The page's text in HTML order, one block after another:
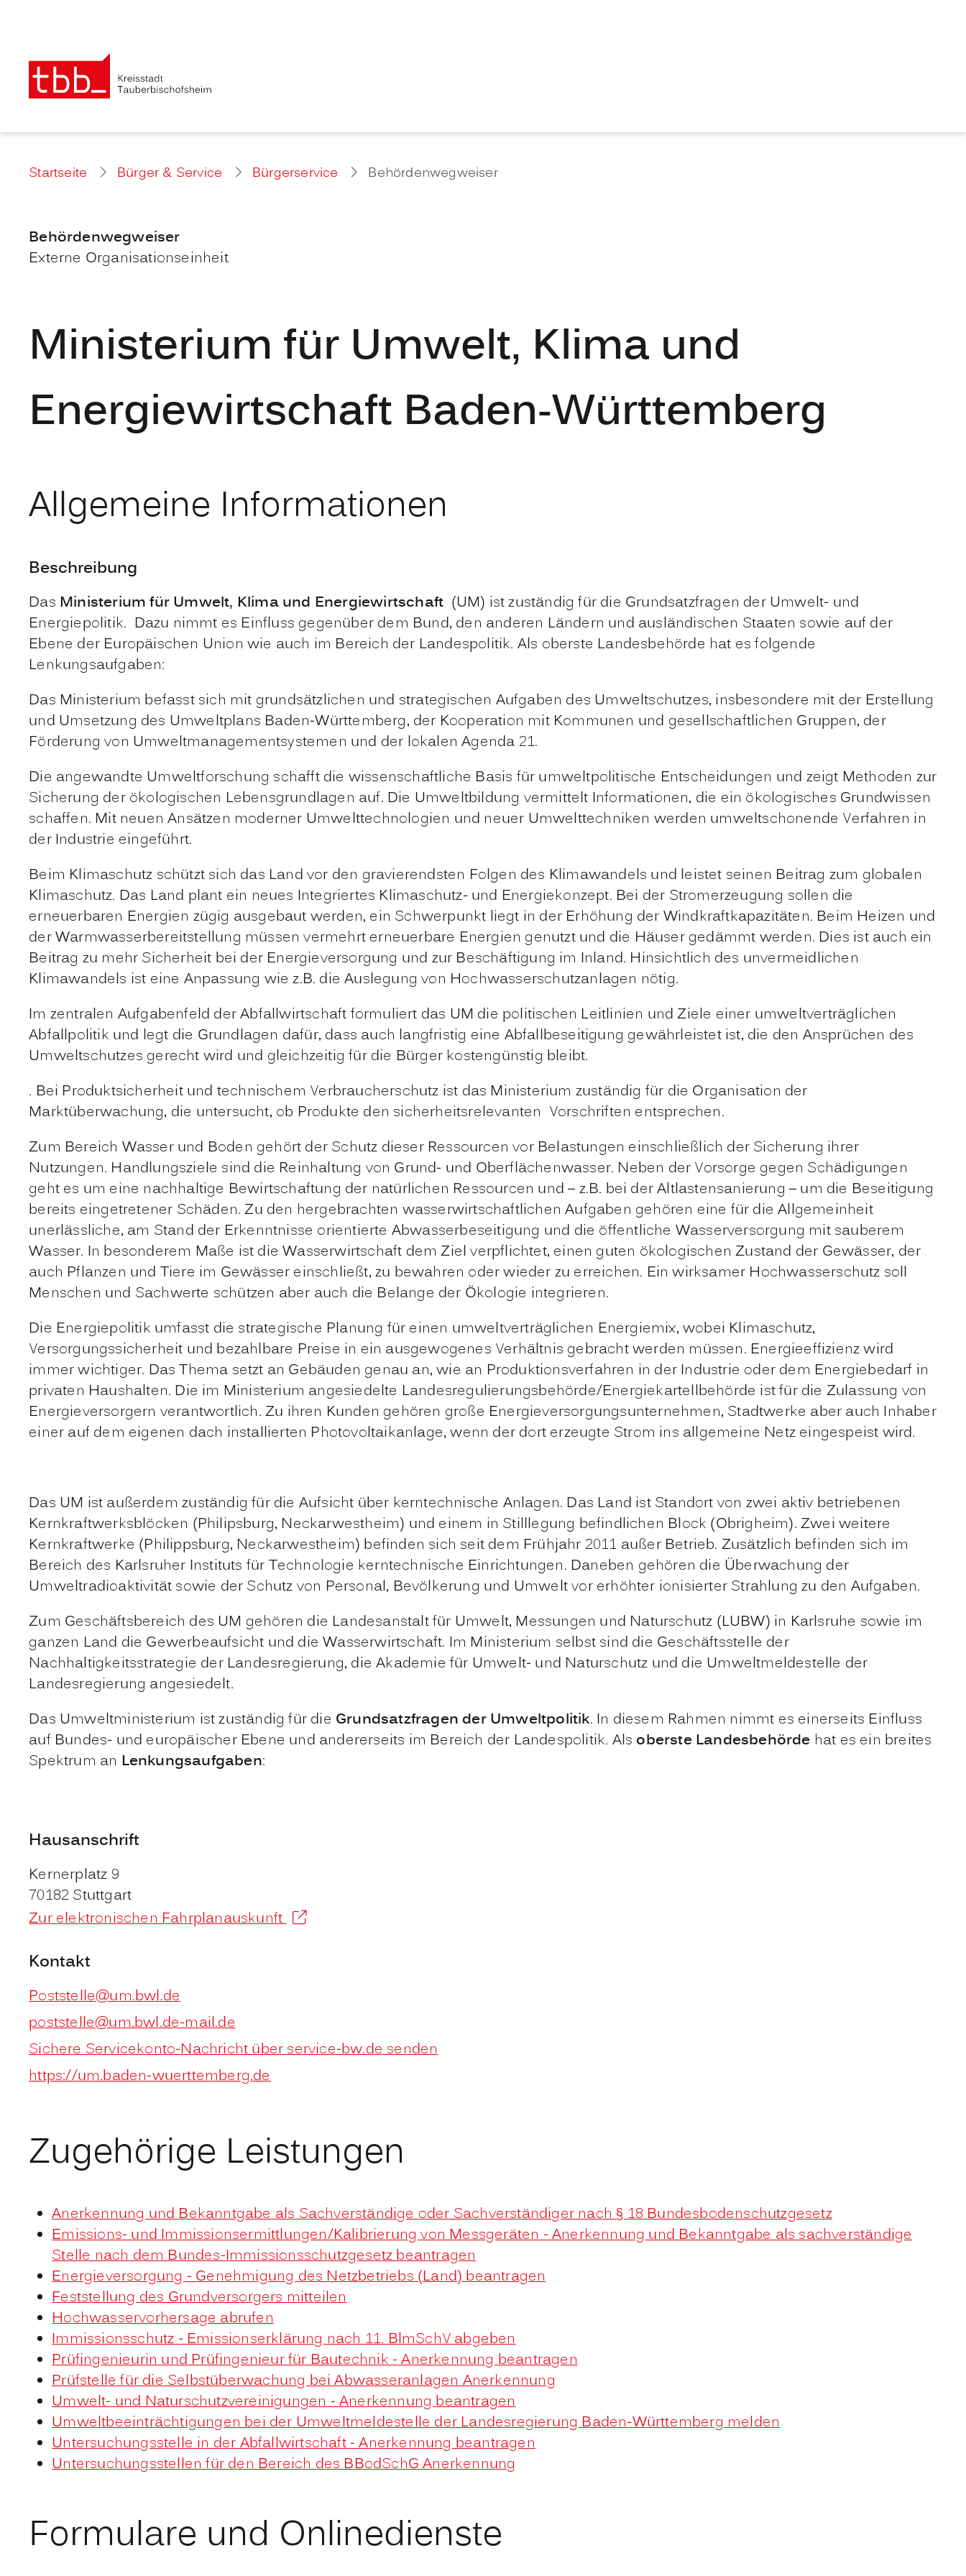
Startseite Bürger & Service Bürgerservice Behördenwegweiser
Behördenwegweiser
Externe Organisationseinheit
Ministerium für Umwelt, Klima und
Energiewirtschaft Baden-Württemberg
Allgemeine Informationen
Beschreibung
Das Ministerium für Umwelt, Klima und Energiewirtschaft (UM) ist zuständig für die Grundsatzfragen der Umwelt- und
Energiepolitik. Dazu nimmt es Einfluss gegenüber dem Bund, den anderen Ländern und ausländischen Staaten sowie auf der
Ebene der Europäischen Union wie auch im Bereich der Landespolitik. Als oberste Landesbehörde hat es folgende
Lenkungsaufgaben:
Das Ministerium befasst sich mit grundsätzlichen und strategischen Aufgaben des Umweltschutzes, insbesondere mit der Erstellung
und Umsetzung des Umweltplans Baden-Württemberg, der Kooperation mit Kommunen und gesellschaftlichen Gruppen, der
Förderung von Umweltmanagementsystemen und der lokalen Agenda 21.
Die angewandte Umweltforschung schafft die wissenschaftliche Basis für umweltpolitische Entscheidungen und zeigt Methoden zur
Sicherung der ökologischen Lebensgrundlagen auf. Die Umweltbildung vermittelt Informationen, die ein ökologisches Grundwissen
schaffen. Mit neuen Ansätzen moderner Umwelttechnologien und neuer Umwelttechniken werden umweltschonende Verfahren in
der Industrie eingeführt.
Beim Klimaschutz schützt sich das Land vor den gravierendsten Folgen des Klimawandels und leistet seinen Beitrag zum globalen
Klimaschutz. Das Land plant ein neues Integriertes Klimaschutz- und Energiekonzept. Bei der Stromerzeugung sollen die
erneuerbaren Energien zügig ausgebaut werden, ein Schwerpunkt liegt in der Erhöhung der Windkraftkapazitäten. Beim Heizen und
der Warmwasserbereitstellung müssen vermehrt erneuerbare Energien genutzt und die Häuser gedämmt werden. Dies ist auch ein
Beitrag zu mehr Sicherheit bei der Energieversorgung und zur Beschäftigung im Inland. Hinsichtlich des unvermeidlichen
Klimawandels ist eine Anpassung wie z.B. die Auslegung von Hochwasserschutzanlagen nötig.
Im zentralen Aufgabenfeld derAbfallwirtschaft formuliert das UM die politischen Leitlinien und Ziele einer umweltverträglichen
Abfallpolitik und legt die Grundlagen dafür, dass auch langfristig eine Abfallbeseitigung gewährleistet ist, die den Ansprüchen des
Umweltschutzes gerecht wird und gleichzeitig für die Bürger kostengünstig bleibt.
. Bei Produktsicherheitund technischem Verbraucherschutz ist das Ministerium zuständig für die Organisation der
Marktüberwachung, die untersucht, ob Produkte den sicherheitsrelevanten Vorschriften entsprechen.
Zum Bereich Wasser und Boden gehört der Schutz dieser Ressourcen vor Belastungen einschließlich der Sicherung ihrer
Nutzungen. Handlungsziele sind die Reinhaltung von Grund- und Oberflächenwasser. Neben der Vorsorge gegen Schädigungen
geht es um eine nachhaltige Bewirtschaftung der natürlichen Ressourcen und – z.B. bei der Altlastensanierung – um die Beseitigung
bereits eingetretener Schäden. Zu den hergebrachten wasserwirtschaftlichen Aufgaben gehören eine für die Allgemeinheit
unerlässliche, am Stand der Erkenntnisse orientierte Abwasserbeseitigung und die öffentliche Wasserversorgung mit sauberem
Wasser. In besonderem Maße ist die Wasserwirtschaft dem Ziel verpflichtet, einen guten ökologischen Zustand der Gewässer, der
auch Pflanzen und Tiere im Gewässer einschließt, zu bewahren oder wieder zu erreichen. Ein wirksamer Hochwasserschutz soll
Menschen und Sachwerte schützen aber auch die Belange der Ökologie integrieren.
Die Energiepolitik umfasst die strategische Planung für einen umweltverträglichen Energiemix, wobei Klimaschutz,
Versorgungssicherheit und bezahlbare Preise in ein ausgewogenes Verhältnis gebracht werden müssen. Energieeffizienzwird
immer wichtiger. Das Thema setzt an Gebäuden genau an, wie an Produktionsverfahren in der Industrie oder dem Energiebedarf in
privaten Haushalten. Die im Ministerium angesiedelte Landesregulierungsbehörde/Energiekartellbehörde ist für die Zulassung von
Energieversorgern verantwortlich. Zu ihren Kunden gehören große Energieversorgungsunternehmen, Stadtwerke aber auch Inhaber
einer auf dem eigenen dach installierten Photovoltaikanlage, wenn der dort erzeugte Strom ins allgemeine Netz eingespeist wird.
Das UM ist außerdem zuständig für die Aufsicht über kerntechnische Anlagen. Das Land ist Standort von zwei aktiv betriebenen
Kernkraftwerksblöcken (Philipsburg, Neckarwestheim) und einem in Stilllegung befindlichen Block (Obrigheim). Zwei weitere
Kernkraftwerke (Philippsburg, Neckarwestheim) befinden sich seit dem Frühjahr 2011 außer Betrieb. Zusätzlich befinden sich im
Bereich des Karlsruher Instituts für Technologie kerntechnische Einrichtungen. Daneben gehören die Überwachung der
Umweltradioaktivität sowie der Schutz von Personal, Bevölkerung und Umwelt vor erhöhter ionisierter Strahlung zu den Aufgaben.
Zum Geschäftsbereich des UM gehören die Landesanstalt für Umwelt, Messungen und Naturschutz (LUBW) in Karlsruhe sowie im
ganzen Land die Gewerbeaufsicht und die Wasserwirtschaft. Im Ministerium selbst sind die Geschäftsstelle der
Nachhaltigkeitsstrategie der Landesregierung, die Akademie für Umwelt- und Naturschutz und die Umweltmeldestelle der
Landesregierung angesiedelt.
Das Umweltministerium ist zuständig für die Grundsatzfragen der Umweltpolitik. In diesem Rahmen nimmt es einerseits Einfluss
auf Bundes- und europäischer Ebene und andererseits im Bereich der Landespolitik. Als oberste Landesbehörde hat es ein breites
Spektrum an Lenkungsaufgaben:
Hausanschrift
Kernerplatz 9
70182 Stuttgart
Zur elektronischen Fahrplanauskunft
Kontakt
Poststelle@um.bwl.de
poststelle@um.bwl.de-mail.de
Sichere Servicekonto-Nachricht über service-bw.de senden
https://um.baden-wuerttemberg.de
Zugehörige Leistungen
Anerkennung und Bekanntgabe als Sachverständige oder Sachverständiger nach § 18 Bundesbodenschutzgesetz
Emissions- und Immissionsermittlungen/Kalibrierung von Messgeräten - Anerkennung und Bekanntgabe als sachverständige
Stelle nach dem Bundes-Immissionsschutzgesetz beantragen
Energieversorgung - Genehmigung des Netzbetriebs (Land) beantragen
Feststellung des Grundversorgers mitteilen
Hochwasservorhersage abrufen
Immissionsschutz - Emissionserklärung nach 11. BlmSchV abgeben
Prüfingenieurin und Prüfingenieur für Bautechnik - Anerkennung beantragen
Prüfstelle für die Selbstüberwachung bei Abwasseranlagen Anerkennung
Umwelt- und Naturschutzvereinigungen - Anerkennung beantragen
Umweltbeeinträchtigungen bei der Umweltmeldestelle der Landesregierung Baden-Württemberg melden
Untersuchungsstelle in der Abfallwirtschaft - Anerkennung beantragen
Untersuchungsstellen für den Bereich des BBodSchG Anerkennung
Formulare und Onlinedienste